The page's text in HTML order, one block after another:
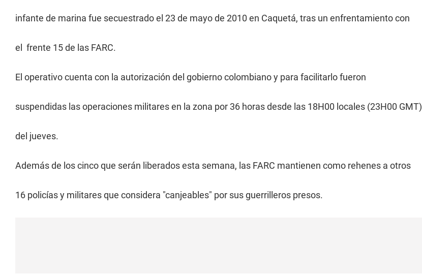
infante de marina fue secuestrado el 23 de mayo de 2010 en Caquetá, tras un enfrentamiento con
el frente 15 de las FARC.
El operativo cuenta con la autorización del gobierno colombiano y para facilitarlo fueron
suspendidas las operaciones militares en la zona por 36 horas desde las 18H00 locales (23H00 GMT)
del jueves.
Además de los cinco que serán liberados esta semana, las FARC mantienen como rehenes a otros
16 policías y militares que considera "canjeables" por sus guerrilleros presos.